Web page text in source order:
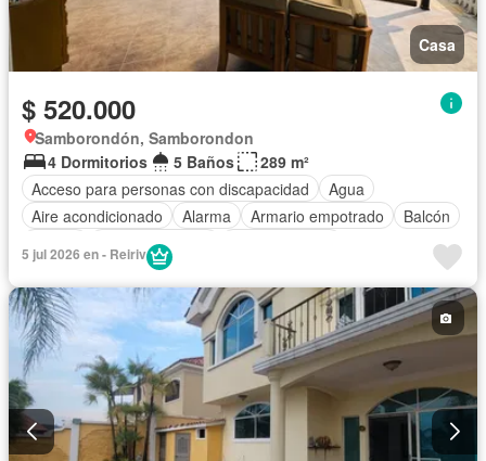
Casa
$ 520.000
Samborondón, Samborondon
4 Dormitorios
5 Baños
289 m²
Acceso para personas con discapacidad
Agua
Aire acondicionado
Alarma Armario empotrado
Balcón
Cancha de tenis
Cuarto de servicio
Gimnasio
Garita de guardianía Jardín Patio
Piscina
Seguridad
Terraza
5 jul 2026 en - Reiriv